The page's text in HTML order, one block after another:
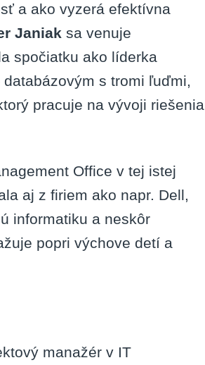
a ako vyzerá efektívna
Janiak sa venuje
spočiatku ako líderka
s tromi ľuďmi,
pracuje na vývoji riešenia
Office v tej istej
aj z firiem ako napr. Dell,
informatiku a neskôr
popri výchove detí a
manažér v IT